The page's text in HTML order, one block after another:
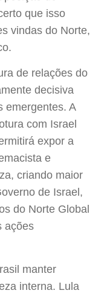
que isso
vindas do Norte,
de relações do
decisiva
emergentes. A
com Israel
expor a
e
criando maior
de Israel,
do Norte Global
ações
manter
interna. Lula